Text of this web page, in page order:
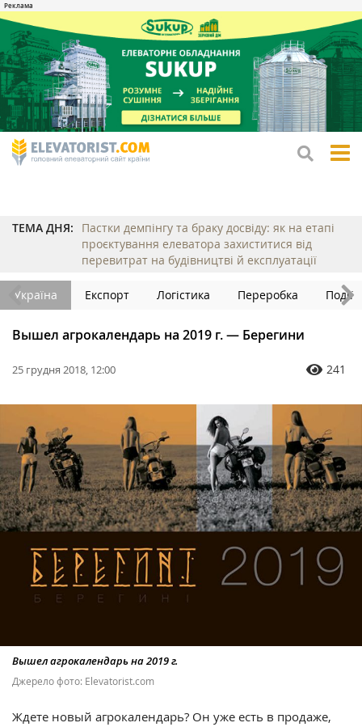
ТЕМА ДНЯ:
Пастки демпінгу та браку досвіду: як на етапі
проєктування елеватора захиститися від
перевитрат на будівництві й експлуатації
Україна Експорт Логістика Переробка Події
Вышел агрокалендарь на 2019 г. — Берегини
25 грудня 2018, 12:00 241
Вышел агрокалендарь на 2019 г.
Джерело фото: Elevatorist.com
Ждете новый агрокалендарь? Он уже есть в продаже,